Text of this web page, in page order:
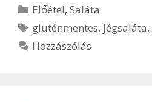
Kategória
Előétel,Saláta
Címkék
gluténmentes, jégsaláta,
Hozzászólás